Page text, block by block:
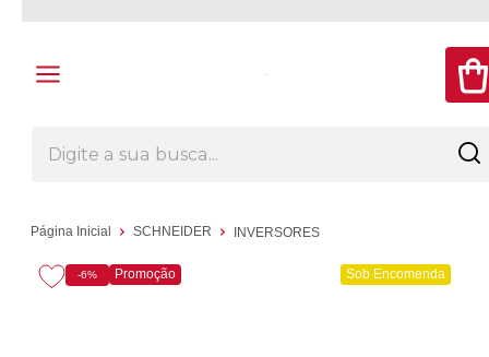
Página Inicial SCHNEIDER INVERSORES
-6% Promoção Sob Encomenda